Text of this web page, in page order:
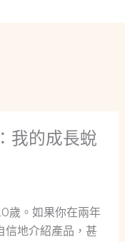
我的成長蛻
歲。如果你在兩年
信地介紹產品，甚